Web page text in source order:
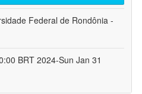
Federal de Rondônia -
BRT 2024-Sun Jan 31